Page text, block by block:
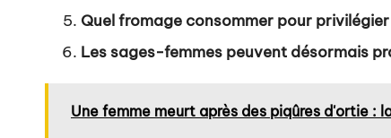
Quel fromage consommer pour
Les sages-femmes peuvent désormais
Une femme meurt après des piqûres d'ortie :